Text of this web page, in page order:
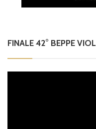
FINALE 42° BEPPE